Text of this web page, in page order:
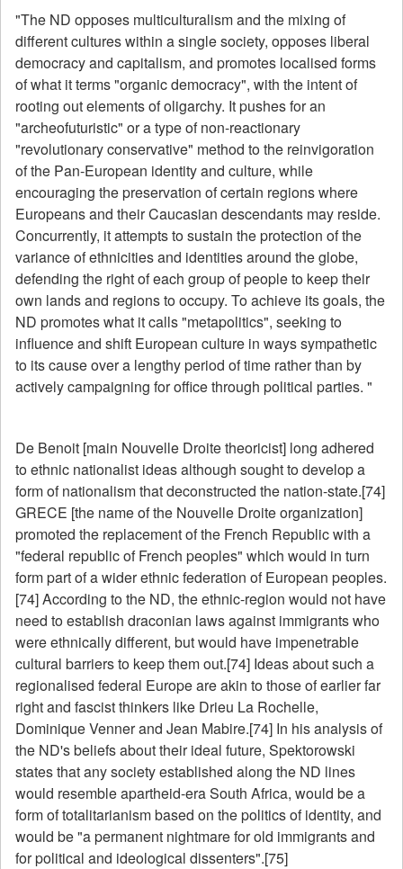
"The ND opposes multiculturalism and the mixing of
different cultures within a single society, opposes liberal
democracy and capitalism, and promotes localised forms
of what it terms "organic democracy", with the intent of
rooting out elements of oligarchy. It pushes for an
"archeofuturistic" or a type of non-reactionary
"revolutionary conservative" method to the reinvigoration
of the Pan-European identity and culture, while
encouraging the preservation of certain regions where
Europeans and their Caucasian descendants may reside.
Concurrently, it attempts to sustain the protection of the
variance of ethnicities and identities around the globe,
defending the right of each group of people to keep their
own lands and regions to occupy. To achieve its goals, the
ND promotes what it calls "metapolitics", seeking to
influence and shift European culture in ways sympathetic
to its cause over a lengthy period of time rather than by
actively campaigning for office through political parties. "
De Benoit [main Nouvelle Droite theoricist] long adhered
to ethnic nationalist ideas although sought to develop a
form of nationalism that deconstructed the nation-state.[74]
GRECE [the name of the Nouvelle Droite organization]
promoted the replacement of the French Republic with a
"federal republic of French peoples" which would in turn
form part of a wider ethnic federation of European peoples.
[74] According to the ND, the ethnic-region would not have
need to establish draconian laws against immigrants who
were ethnically different, but would have impenetrable
cultural barriers to keep them out.[74] Ideas about such a
regionalised federal Europe are akin to those of earlier far
right and fascist thinkers like Drieu La Rochelle,
Dominique Venner and Jean Mabire.[74] In his analysis of
the ND's beliefs about their ideal future, Spektorowski
states that any society established along the ND lines
would resemble apartheid-era South Africa, would be a
form of totalitarianism based on the politics of identity, and
would be "a permanent nightmare for old immigrants and
for political and ideological dissenters".[75]